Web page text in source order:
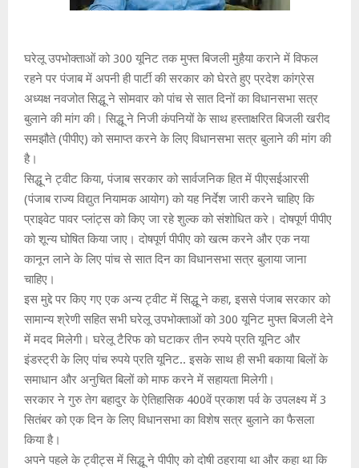
घरेलू उपभोक्ताओं को 300 यूनिट तक मुफ्त बिजली मुहैया कराने में विफल
रहने पर पंजाब में अपनी ही पार्टी की सरकार को घेरते हुए प्रदेश कांग्रेस
अध्यक्ष नवजोत सिद्धू ने सोमवार को पांच से सात दिनों का विधानसभा सत्र
बुलाने की मांग की। सिद्धू ने निजी कंपनियों के साथ हस्ताक्षरित बिजली खरीद
समझौते (पीपीए) को समाप्त करने के लिए विधानसभा सत्र बुलाने की मांग की
है।
सिद्धू ने ट्वीट किया, पंजाब सरकार को सार्वजनिक हित में पीएसईआरसी
(पंजाब राज्य विद्युत नियामक आयोग) को यह निर्देश जारी करने चाहिए कि
प्राइवेट पावर प्लांट्स को किए जा रहे शुल्क को संशोधित करे। दोषपूर्ण पीपीए
को शून्य घोषित किया जाए। दोषपूर्ण पीपीए को खत्म करने और एक नया
कानून लाने के लिए पांच से सात दिन का विधानसभा सत्र बुलाया जाना
चाहिए।
इस मुद्दे पर किए गए एक अन्य ट्वीट में सिद्धू ने कहा, इससे पंजाब सरकार को
सामान्य श्रेणी सहित सभी घरेलू उपभोक्ताओं को 300 यूनिट मुफ्त बिजली देने
में मदद मिलेगी। घरेलू टैरिफ को घटाकर तीन रुपये प्रति यूनिट और
इंडस्ट्री के लिए पांच रुपये प्रति यूनिट.. इसके साथ ही सभी बकाया बिलों के
समाधान और अनुचित बिलों को माफ करने में सहायता मिलेगी।
सरकार ने गुरु तेग बहादुर के ऐतिहासिक 400वें प्रकाश पर्व के उपलक्ष्य में 3
सितंबर को एक दिन के लिए विधानसभा का विशेष सत्र बुलाने का फैसला
किया है।
अपने पहले के ट्वीट्स में सिद्धू ने पीपीए को दोषी ठहराया था और कहा था कि